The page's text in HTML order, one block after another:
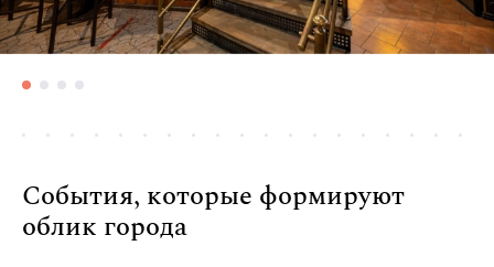
События, которые формируют
облик города